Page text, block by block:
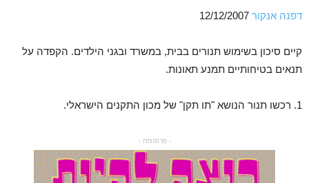
דפנה אנקור
קיים סיכון בשימוש תנורים בבית, במשרד ובגני הילדים. הקפדה על
תנאים בטיחותיים תמנע תאונות.
1. רכשו תנור הנושא "תו תקן" של מכון התקנים הישראלי.
- פרסומת -